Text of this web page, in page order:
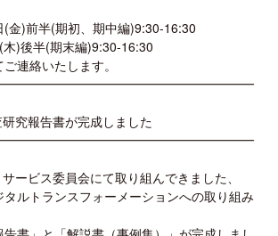
前半(期初、期中編)9:30-16:30
半(期末編)9:30-16:30
絡いたします。
究報告書が完成しました
ービス委員会にて取り組んできました、
タルトランスフォーメーションへの取り組み